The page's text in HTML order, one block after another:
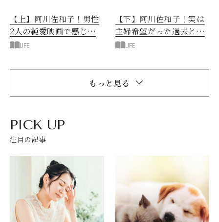
【上】阿川佐和子！男性
2人の純愛映画で感じた
エゴ
LIFE
【下】阿川佐和子！実は
主婦希望だった過去と仕
事観
LIFE
もっと見る
PICK UP
注目の記事